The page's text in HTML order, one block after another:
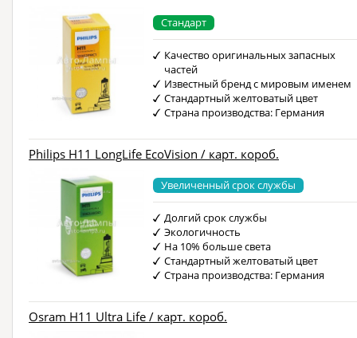
Стандарт
Качество оригинальных запасных
частей
Известный бренд с мировым именем
Стандартный желтоватый цвет
Страна производства: Германия
Philips H11 LongLife EcoVision / карт. короб.
Увеличенный срок службы
Долгий срок службы
Экологичность
На 10% больше света
Стандартный желтоватый цвет
Страна производства: Германия
Osram H11 Ultra Life / карт. короб.